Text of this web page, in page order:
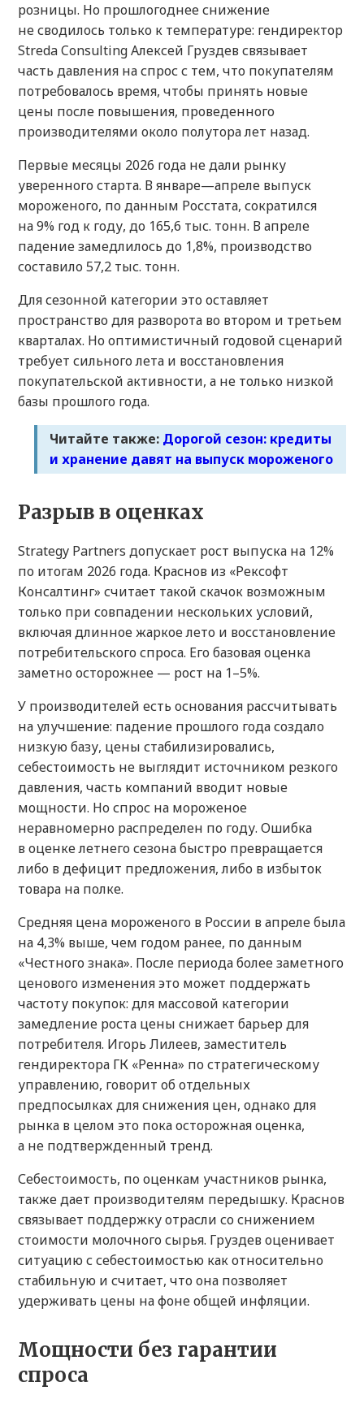
розницы. Но прошлогоднее снижение
не сводилось только к температуре: гендиректор
Streda Consulting Алексей Груздев связывает
часть давления на спрос с тем, что покупателям
потребовалось время, чтобы принять новые
цены после повышения, проведенного
производителями около полутора лет назад.
Первые месяцы 2026 года не дали рынку
уверенного старта. В январе—апреле выпуск
мороженого, по данным Росстата, сократился
на 9% год к году, до 165,6 тыс. тонн. В апреле
падение замедлилось до 1,8%, производство
составило 57,2 тыс. тонн.
Для сезонной категории это оставляет
пространство для разворота во втором и третьем
кварталах. Но оптимистичный годовой сценарий
требует сильного лета и восстановления
покупательской активности, а не только низкой
базы прошлого года.
Читайте также: Дорогой сезон: кредиты
и хранение давят на выпуск мороженого
Разрыв в оценках
Strategy Partners допускает рост выпуска на 12%
по итогам 2026 года. Краснов из «Рексофт
Консалтинг» считает такой скачок возможным
только при совпадении нескольких условий,
включая длинное жаркое лето и восстановление
потребительского спроса. Его базовая оценка
заметно осторожнее — рост на 1–5%.
У производителей есть основания рассчитывать
на улучшение: падение прошлого года создало
низкую базу, цены стабилизировались,
себестоимость не выглядит источником резкого
давления, часть компаний вводит новые
мощности. Но спрос на мороженое
неравномерно распределен по году. Ошибка
в оценке летнего сезона быстро превращается
либо в дефицит предложения, либо в избыток
товара на полке.
Средняя цена мороженого в России в апреле была
на 4,3% выше, чем годом ранее, по данным
«Честного знака». После периода более заметного
ценового изменения это может поддержать
частоту покупок: для массовой категории
замедление роста цены снижает барьер для
потребителя. Игорь Лилеев, заместитель
гендиректора ГК «Ренна» по стратегическому
управлению, говорит об отдельных
предпосылках для снижения цен, однако для
рынка в целом это пока осторожная оценка,
а не подтвержденный тренд.
Себестоимость, по оценкам участников рынка,
также дает производителям передышку. Краснов
связывает поддержку отрасли со снижением
стоимости молочного сырья. Груздев оценивает
ситуацию с себестоимостью как относительно
стабильную и считает, что она позволяет
удерживать цены на фоне общей инфляции.
Мощности без гарантии
спроса